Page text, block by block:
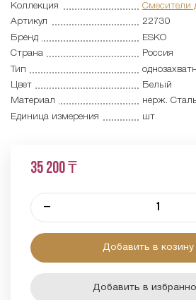
Коллекция
Смесители
Артикул
22730
Бренд
ESKO
Страна
Россия
Тип
Цвет
Белый
Материал
нерж.
Единица измерения
шт
35 200 ₸
–
Добавить в козину
Добавить в